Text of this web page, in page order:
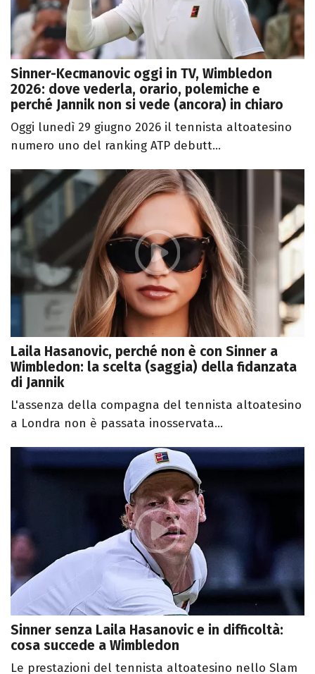
Sinner-Kecmanovic oggi in TV, Wimbledon
2026: dove vederla, orario, polemiche e
perché Jannik non si vede (ancora) in chiaro
Oggi lunedì 29 giugno 2026 il tennista altoatesino
numero uno del ranking ATP debutt...
Laila Hasanovic, perché non è con Sinner a
Wimbledon: la scelta (saggia) della fidanzata
di Jannik
L'assenza della compagna del tennista altoatesino
a Londra non è passata inosservata...
Sinner senza Laila Hasanovic e in difficoltà:
cosa succede a Wimbledon
Le prestazioni del tennista altoatesino nello Slam